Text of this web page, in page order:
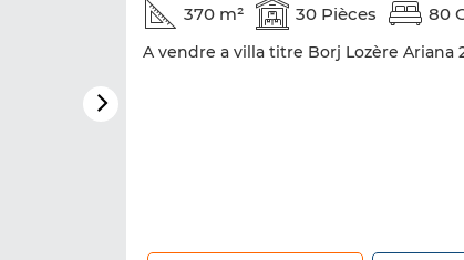
370 m² 30 Pièces 80
A vendre a villa titre Borj Lozère Ariana